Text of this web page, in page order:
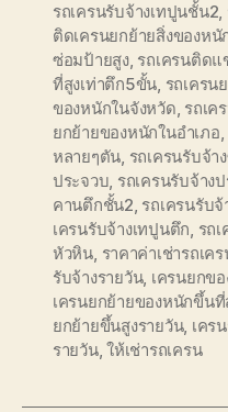
รถเครนรับจ้างเทปูนชั้น2,
ติดเครนยกย้ายสิ่งของห
ซ่อมป้ายสูง, รถเครนติด
ที่สูงเท่าตึก5ขั้น, รถเครน
ของหนักในจังหวัด, รถเค
ยกย้ายของหนักในอำเภอ,
หลายๆตัน, รถเครนรับจ้า
ประจวบ, รถเครนรับจ้าง
คานตึกชั้น2, รถเครนรับ
เครนรับจ้างเทปูนตึก, รถ
หัวหิน, ราคาค่าเช่ารถเค
รับจ้างรายวัน, เครนยกข
เครนยกย้ายของหนักขึ้นที่
ยกย้ายขึ้นสูงรายวัน, เคร
รายวัน,ให้เช่ารถเครน